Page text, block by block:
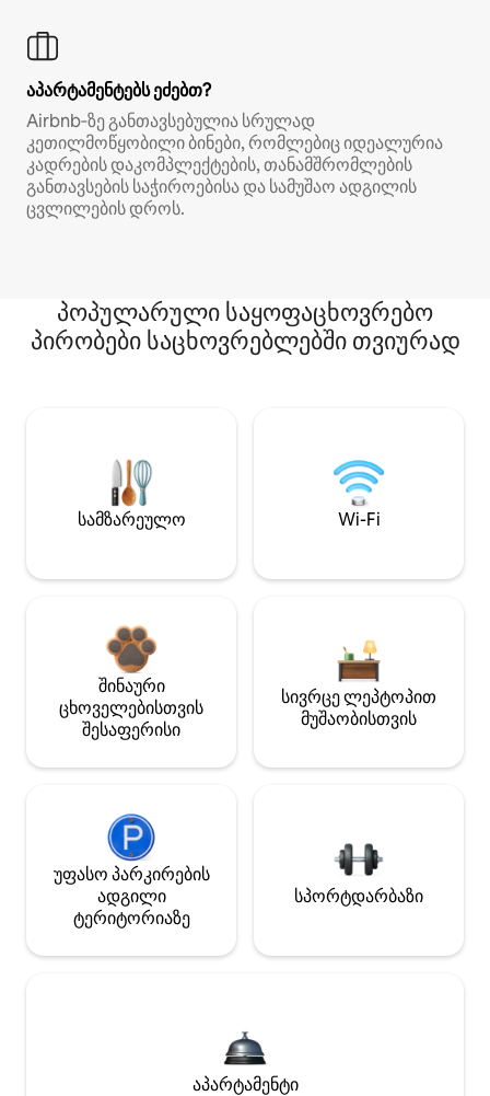
აპარტამენტებს ეძებთ?
Airbnb‑ზე განთავსებულია სრულად
კეთილმოწყობილი ბინები, რომლებიც იდეალურია
კადრების დაკომპლექტების, თანამშრომლების
განთავსების საჭიროებისა და სამუშაო ადგილის
ცვლილების დროს.
პოპულარული საყოფაცხოვრებო
პირობები საცხოვრებლებში თვიურად
სამზარეულო Wi-Fi
შინაური
ცხოველებისთვის
შესაფერისი
სივრცე ლეპტოპით
მუშაობისთვის
უფასო პარკირების
ადგილი
ტერიტორიაზე
სპორტდარბაზი
აპარტამენტი